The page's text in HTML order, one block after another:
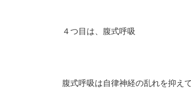
４つ目は、腹式呼吸
腹式呼吸は自律神経の乱れを抑えて